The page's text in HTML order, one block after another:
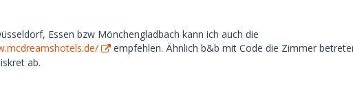
Essen bzw Mönchengladbach kann ich auch die
empfehlen. Ähnlich b&b mit Code die Zimmer
ab.